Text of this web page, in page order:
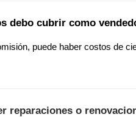
debo cubrir como
puede haber costos de
reparaciones o